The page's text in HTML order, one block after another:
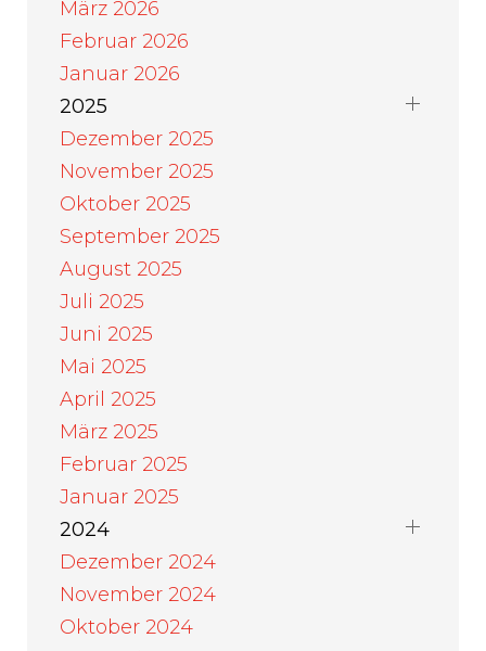
März 2026
Februar 2026
Januar 2026
2025
Dezember 2025
November 2025
Oktober 2025
September 2025
August 2025
Juli 2025
Juni 2025
Mai 2025
April 2025
März 2025
Februar 2025
Januar 2025
2024
Dezember 2024
November 2024
Oktober 2024